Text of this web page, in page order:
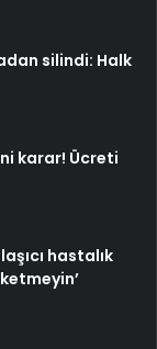
silindi: Halk
karar! Ücreti
hastalık